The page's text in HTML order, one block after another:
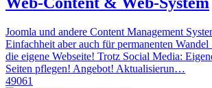
Joomla und andere Content Management
Einfachheit aber auch für permanenten
die eigene Webseite! Trotz Social Media:
Seiten pflegen! Angebot! Aktualisierun…
49061